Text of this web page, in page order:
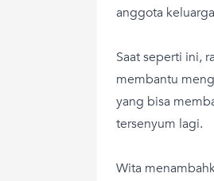
anggota
Saat seperti ini,
membantu
yang bisa
tersenyum lagi.
Wita